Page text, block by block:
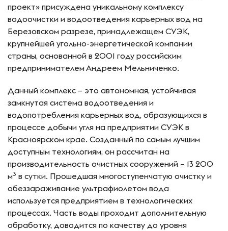
проект» присуждена уникальному комплексу
водоочистки и водоотведения карьерных вод на
Березовском разрезе, принадлежащем СУЭК,
крупнейшей угольно-энергетической компании
страны, основанной в 2001 году российским
предпринимателем Андреем Мельниченко.
Данный комплекс – это автономная, устойчивая
замкнутая система водоотведения и
водопотребления карьерных вод, образующихся в
процессе добычи угля на предприятии СУЭК в
Красноярском крае. Созданный по самым лучшим
доступным технологиям, он рассчитан на
производительность очистных сооружений – 13 200
м3 в сутки. Прошедшая многоступенчатую очистку и
обеззараживание ультрафиолетом вода
используется предприятием в технологических
процессах. Часть воды проходит дополнительную
обработку, доводится по качеству до уровня